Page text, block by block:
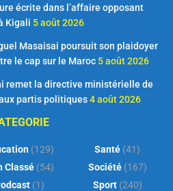
écrite dans l’affaire opposant
Kigali 5 août 2026
Masaisai poursuit son plaidoyer
le cap sur le Maroc 5 août 2026
remet la directive ministérielle de
partis politiques 4 août 2026
(129)
Classé (54)
(1)
Santé (41)
Société(167)
Sport(240)